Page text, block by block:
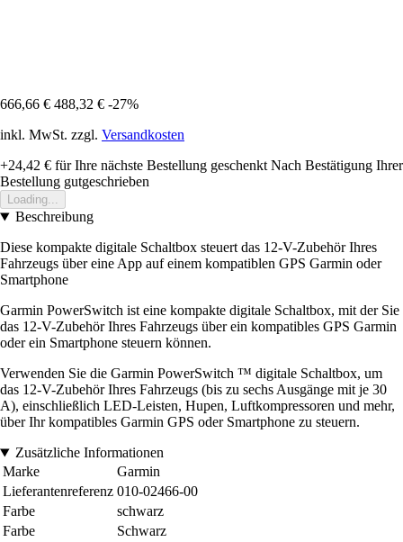
666,66 € 488,32 € -27%
inkl. MwSt. zzgl. Versandkosten
+24,42 € für Ihre nächste Bestellung geschenkt Nach Bestätigung Ihrer
Bestellung gutgeschrieben
Loading...
Beschreibung
Diese kompakte digitale Schaltbox steuert das 12-V-Zubehör Ihres
Fahrzeugs über eine App auf einem kompatiblen GPS Garmin oder
Smartphone
Garmin PowerSwitch ist eine kompakte digitale Schaltbox, mit der Sie
das 12-V-Zubehör Ihres Fahrzeugs über ein kompatibles GPS Garmin
oder ein Smartphone steuern können.
Verwenden Sie die Garmin PowerSwitch ™ digitale Schaltbox, um
das 12-V-Zubehör Ihres Fahrzeugs (bis zu sechs Ausgänge mit je 30
A), einschließlich LED-Leisten, Hupen, Luftkompressoren und mehr,
über Ihr kompatibles Garmin GPS oder Smartphone zu steuern.
Zusätzliche Informationen
Marke
Garmin
Lieferantenreferenz 010-02466-00
Farbe
schwarz
Farbe
Schwarz